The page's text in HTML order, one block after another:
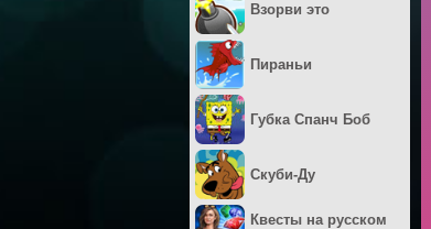
Взорви это
Пираньи
Губка Спанч Боб
Скуби-Ду
Квесты на русском